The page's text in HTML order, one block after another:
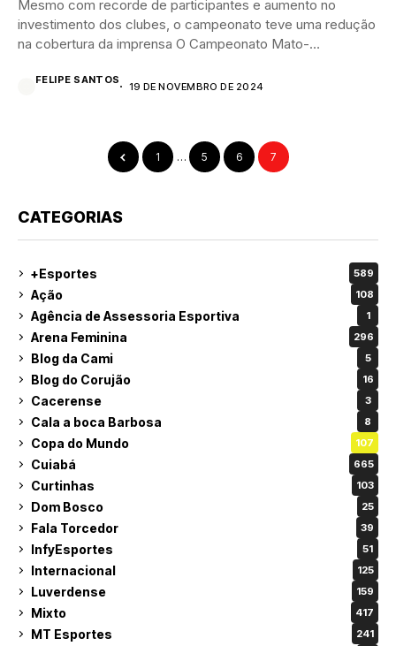
Mesmo com recorde de participantes e aumento no
investimento dos clubes, o campeonato teve uma redução
na cobertura da imprensa O Campeonato Mato-
FELIPE SANTOS
19 DE NOVEMBRO DE 2024
1 … 5 6 7
CATEGORIAS
+Esportes 589
Ação 108
Agência de Assessoria Esportiva 1
Arena Feminina 296
Blog da Cami 5
Blog do Corujão 16
Cacerense 3
Cala a boca Barbosa 8
Copa do Mundo 107
Cuiabá 665
Curtinhas 103
Dom Bosco 25
Fala Torcedor 39
InfyEsportes 51
Internacional 125
Luverdense 159
Mixto 417
MT Esportes 241